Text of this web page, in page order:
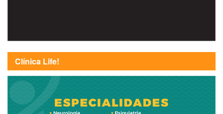
Clínica Life!